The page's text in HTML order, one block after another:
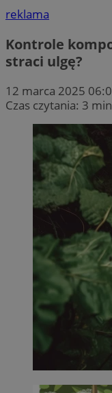
reklama
Kontrole
straci ulgę?
12 marca 2025
Czas czytania: 3